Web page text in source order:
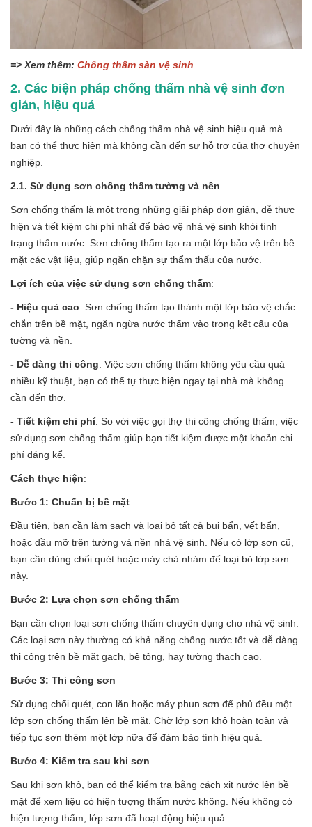
=> Xem thêm: Chống thấm sàn vệ sinh
2. Các biện pháp chống thấm nhà vệ sinh đơn
giản, hiệu quả
Dưới đây là những cách chống thấm nhà vệ sinh hiệu quả mà
bạn có thể thực hiện mà không cần đến sự hỗ trợ của thợ chuyên
nghiệp.
2.1. Sử dụng sơn chống thấm tường và nền
Sơn chống thấm là một trong những giải pháp đơn giản, dễ thực
hiện và tiết kiệm chi phí nhất để bảo vệ nhà vệ sinh khỏi tình
trạng thấm nước. Sơn chống thấm tạo ra một lớp bảo vệ trên bề
mặt các vật liệu, giúp ngăn chặn sự thẩm thấu của nước.
Lợi ích của việc sử dụng sơn chống thấm:
- Hiệu quả cao: Sơn chống thấm tạo thành một lớp bảo vệ chắc
chắn trên bề mặt, ngăn ngừa nước thấm vào trong kết cấu của
tường và nền.
- Dễ dàng thi công: Việc sơn chống thấm không yêu cầu quá
nhiều kỹ thuật, bạn có thể tự thực hiện ngay tại nhà mà không
cần đến thợ.
- Tiết kiệm chi phí: So với việc gọi thợ thi công chống thấm, việc
sử dụng sơn chống thấm giúp bạn tiết kiệm được một khoản chi
phí đáng kể.
Cách thực hiện:
Bước 1: Chuẩn bị bề mặt
Đầu tiên, bạn cần làm sạch và loại bỏ tất cả bụi bẩn, vết bẩn,
hoặc dầu mỡ trên tường và nền nhà vệ sinh. Nếu có lớp sơn cũ,
bạn cần dùng chổi quét hoặc máy chà nhám để loại bỏ lớp sơn
này.
Bước 2: Lựa chọn sơn chống thấm
Bạn cần chọn loại sơn chống thấm chuyên dụng cho nhà vệ sinh.
Các loại sơn này thường có khả năng chống nước tốt và dễ dàng
thi công trên bề mặt gạch, bê tông, hay tường thạch cao.
Bước 3: Thi công sơn
Sử dụng chổi quét, con lăn hoặc máy phun sơn để phủ đều một
lớp sơn chống thấm lên bề mặt. Chờ lớp sơn khô hoàn toàn và
tiếp tục sơn thêm một lớp nữa để đảm bảo tính hiệu quả.
Bước 4: Kiểm tra sau khi sơn
Sau khi sơn khô, bạn có thể kiểm tra bằng cách xịt nước lên bề
mặt để xem liệu có hiện tượng thấm nước không. Nếu không có
hiện tượng thấm, lớp sơn đã hoạt động hiệu quả.